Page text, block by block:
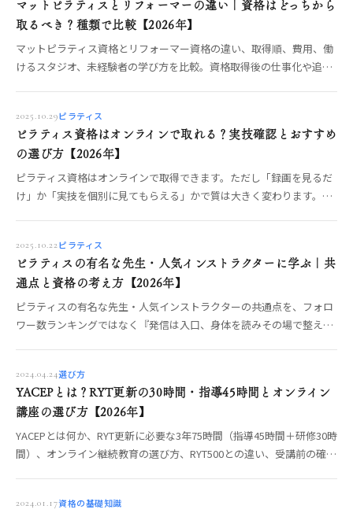
マットピラティスとリフォーマーの違い｜資格はどっちから
取るべき？種類で比較【2026年】
マットピラティス資格とリフォーマー資格の違い、取得順、費用、働
けるスタジオ、未経験者の学び方を比較。資格取得後の仕事化や追加
2025.10.29ピラティス
ピラティス資格はオンラインで取れる？実技確認とおすすめ
の選び方【2026年】
ピラティス資格はオンラインで取得できます。ただし「録画を見るだ
け」か「実技を個別に見てもらえる」かで質は大きく変わります。オ
ます。
2025.10.22ピラティス
ピラティスの有名な先生・人気インストラクターに学ぶ｜共
通点と資格の考え方【2026年】
ピラティスの有名な先生・人気インストラクターの共通点を、フォロ
ワー数ランキングではなく『発信は入口、身体を読みその場で整える
2024.04.24選び方
YACEPとは？RYT更新の30時間・指導45時間とオンライン
講座の選び方【2026年】
YACEPとは何か、RYT更新に必要な3年75時間（指導45時間＋研修30時
間）、オンライン継続教育の選び方、RYT500との違い、受講前の確認
2024.01.17資格の基礎知識